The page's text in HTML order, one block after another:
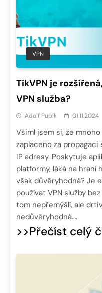
VPN
TikVPN je
VPN služba?
Adolf Pupík 01.11.2024
Všiml jsem si, že
zaplaceno za propagaci
IP adresy. Poskytuje
platformy, láká na hraní
však důvěryhodná? Je
používat VPN služby
tom nepřemýšlí, ale
nedůvěryhodná….
>>Přečíst celý